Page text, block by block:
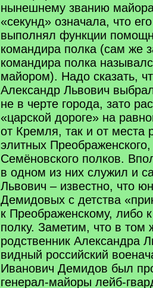
нынешнему званию
«секунд» означала, что
выполнял функции
командира полка (сам же
командира полка
майором). Надо сказать,
Александр Львович
не в черте города, зато
«царской дороге» на
от Кремля, так и от места
элитных
Семёновского полков.
в одном из них служил и
Львович – известно, что
Демидовых с детства
к Преображенскому, либо
полку. Заметим, что в том
родственник Александра
видный российский
Иванович Демидов был
генерал-майоры лейб-